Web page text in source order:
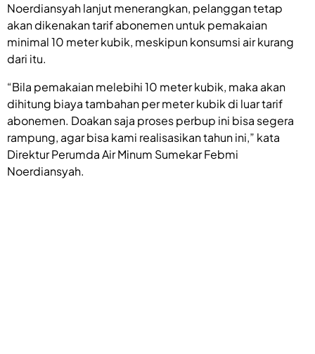
Noerdiansyah lanjut menerangkan, pelanggan tetap
akan dikenakan tarif abonemen untuk pemakaian
minimal 10 meter kubik, meskipun konsumsi air kurang
dari itu.
“Bila pemakaian melebihi 10 meter kubik, maka akan
dihitung biaya tambahan per meter kubik di luar tarif
abonemen. Doakan saja proses perbup ini bisa segera
rampung, agar bisa kami realisasikan tahun ini,” kata
Direktur Perumda Air Minum Sumekar Febmi
Noerdiansyah.